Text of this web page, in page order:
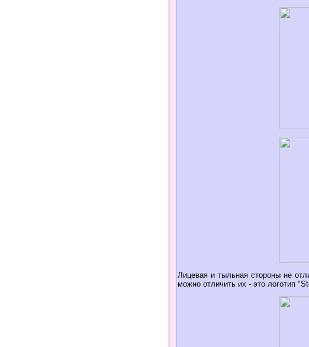
Лицевая и тыльная стороны не
можно отличить их - это логотип